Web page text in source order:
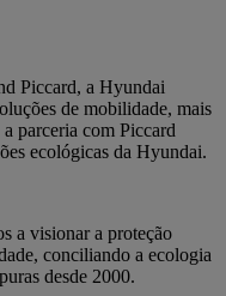
Piccard, a Hyundai
de mobilidade, mais
parceria com Piccard
ecológicas da Hyundai.
a visionar a proteção
conciliando a ecologia
desde 2000.